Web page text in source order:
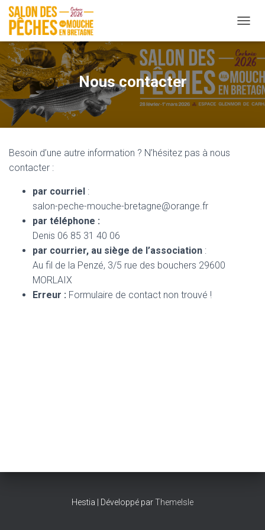
Nous contacter
Besoin d’une autre information ? N’hésitez pas à nous
contacter :
par courriel :
salon-peche-mouche-bretagne@orange.fr
par téléphone :
Denis 06 85 31 40 06
par courrier, au siège de l’association :
Au fil de la Penzé, 3/5 rue des bouchers 29600
MORLAIX
Erreur : Formulaire de contact non trouvé !
Hestia | Développé parThemeIsle